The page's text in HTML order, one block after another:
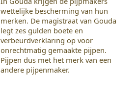
wettelijke bescherming van hun
merken. De magistraat van Gouda
legt zes gulden boete en
verbeurdverklaring op voor
onrechtmatig gemaakte pijpen.
Pijpen dus met het merk van een
andere pijpenmaker.